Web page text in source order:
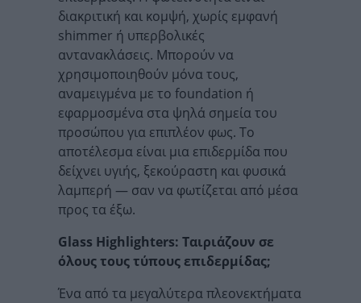
διακριτική και κομψή, χωρίς εμφανή
shimmer ή υπερβολικές
αντανακλάσεις. Μπορούν να
χρησιμοποιηθούν μόνα τους,
αναμειγμένα με το foundation ή
εφαρμοσμένα στα ψηλά σημεία του
προσώπου για επιπλέον φως. Το
αποτέλεσμα είναι μια επιδερμίδα που
δείχνει υγιής, ξεκούραστη και φυσικά
λαμπερή — σαν να φωτίζεται από μέσα
προς τα έξω.
Glass Highlighters: Ταιριάζουν σε
όλους τους τύπους επιδερμίδας;
Ένα από τα μεγαλύτερα πλεονεκτήματα